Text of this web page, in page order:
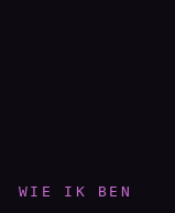
WIE IK BEN